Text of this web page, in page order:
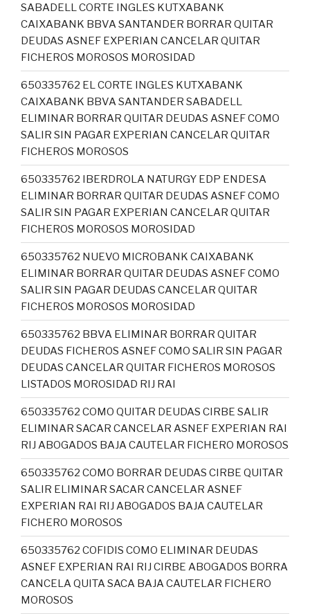
SABADELL CORTE INGLES KUTXABANK
CAIXABANK BBVA SANTANDER BORRAR QUITAR
DEUDAS ASNEF EXPERIAN CANCELAR QUITAR
FICHEROS MOROSOS MOROSIDAD
650335762 EL CORTE INGLES KUTXABANK
CAIXABANK BBVA SANTANDER SABADELL
ELIMINAR BORRAR QUITAR DEUDAS ASNEF COMO
SALIR SIN PAGAR EXPERIAN CANCELAR QUITAR
FICHEROS MOROSOS
650335762 IBERDROLA NATURGY EDP ENDESA
ELIMINAR BORRAR QUITAR DEUDAS ASNEF COMO
SALIR SIN PAGAR EXPERIAN CANCELAR QUITAR
FICHEROS MOROSOS MOROSIDAD
650335762 NUEVO MICROBANK CAIXABANK
ELIMINAR BORRAR QUITAR DEUDAS ASNEF COMO
SALIR SIN PAGAR DEUDAS CANCELAR QUITAR
FICHEROS MOROSOS MOROSIDAD
650335762 BBVA ELIMINAR BORRAR QUITAR
DEUDAS FICHEROS ASNEF COMO SALIR SIN PAGAR
DEUDAS CANCELAR QUITAR FICHEROS MOROSOS
LISTADOS MOROSIDAD RIJ RAI
650335762 COMO QUITAR DEUDAS CIRBE SALIR
ELIMINAR SACAR CANCELAR ASNEF EXPERIAN RAI
RIJ ABOGADOS BAJA CAUTELAR FICHERO MOROSOS
650335762 COMO BORRAR DEUDAS CIRBE QUITAR
SALIR ELIMINAR SACAR CANCELAR ASNEF
EXPERIAN RAI RIJ ABOGADOS BAJA CAUTELAR
FICHERO MOROSOS
650335762 COFIDIS COMO ELIMINAR DEUDAS
ASNEF EXPERIAN RAI RIJ CIRBE ABOGADOS BORRA
CANCELA QUITA SACA BAJA CAUTELAR FICHERO
MOROSOS